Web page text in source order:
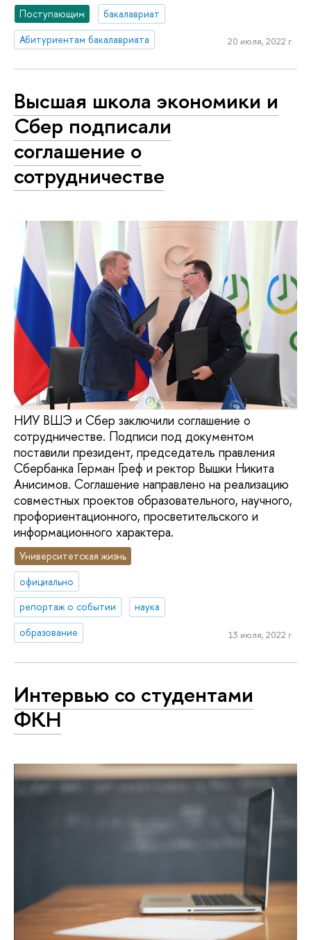
Поступающим
бакалавриат
Абитуриентам бакалавриата
20 июля, 2022 г.
Высшая школа экономики и
Сбер подписали
соглашение о
сотрудничестве
НИУ ВШЭ и Сбер заключили соглашение о
сотрудничестве. Подписи под документом
поставили президент, председатель правления
Сбербанка Герман Греф и ректор Вышки Никита
Анисимов. Соглашение направлено на реализацию
совместных проектов образовательного, научного,
профориентационного, просветительского и
информационного характера.
Университетская жизнь
официально
репортаж о событии
наука
образование
13 июля, 2022 г.
Интервью со студентами
ФКН